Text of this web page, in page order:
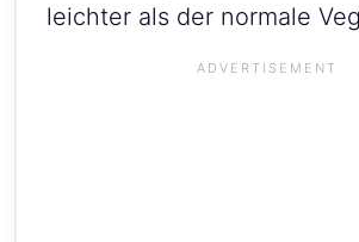
leichter als der normale